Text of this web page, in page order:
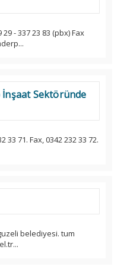
29 - 337 23 83 (pbx) Fax
Sektöründe
33 71. Fax, 0342 232 33 72.
belediyesi. tum